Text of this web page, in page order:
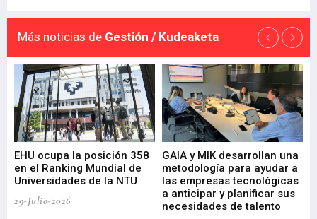
Más noticias de Gestión / Kudeaketa
EHU ocupa la posición 358
en el Ranking Mundial de
Universidades de la NTU
29-Julio-2026
GAIA y MIK desarrollan una
metodología para ayudar a
las empresas tecnológicas
a anticipar y planificar sus
necesidades de talento